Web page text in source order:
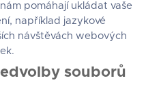
pomáhají ukládat vaše
například jazykové
návštěvách webových
souborů